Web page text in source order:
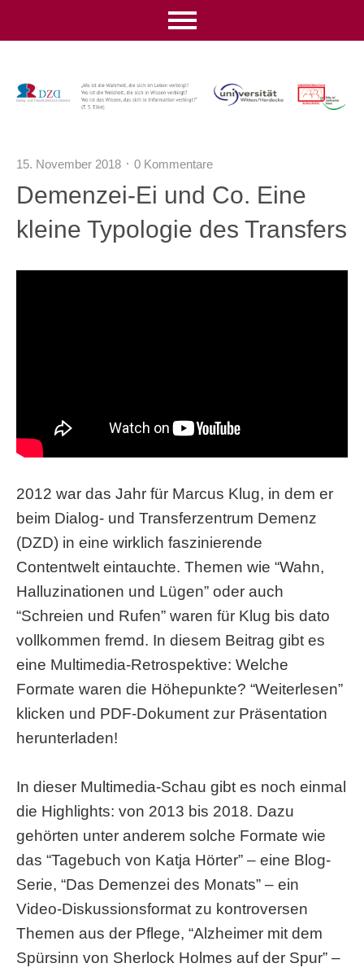
15. November 2018 0 Kommentare
Demenzei-Ei und Co. Eine
kleine Typologie des Transfers
2012 war das Jahr für Marcus Klug, in dem er
beim Dialog- und Transferzentrum Demenz
(DZD) in eine wirklich faszinierende
Contentwelt eintauchte. Themen wie “Wahn,
Halluzinationen und Lügen” oder auch
“Schreien und Rufen” waren für Klug bis dato
vollkommen fremd. In diesem Beitrag gibt es
eine Multimedia-Retrospektive: Welche
Formate waren die Höhepunkte? “Weiterlesen”
klicken und PDF-Dokument zur Präsentation
herunterladen!
In dieser Multimedia-Schau gibt es noch einmal
die Highlights: von 2013 bis 2018. Dazu
gehörten unter anderem solche Formate wie
das “Tagebuch von Katja Hörter” – eine Blog-
Serie, “Das Demenzei des Monats” – ein
Video-Diskussionsformat zu kontroversen
Themen aus der Pflege, “Alzheimer mit dem
Spürsinn von Sherlock Holmes auf der Spur” –